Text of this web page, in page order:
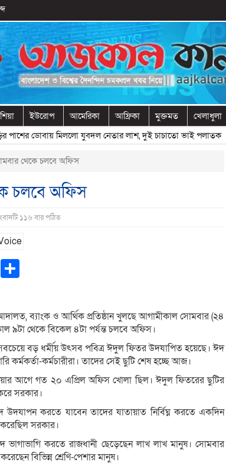
ইউরোপ আমেরিকা আফ্রিকা মুক্তমত খেলাধুলা
ডোবায় মিললো যুবদল নেতার লাশ, দুই চাচাতো ভাই পলাতক»
থেকে চলবে অফিস
চলবে অফিস
১১৬ বার পঠিত
Copy
ব্যাংক ও আর্থিক প্রতিষ্ঠান খুলছে আগামীকাল সোমবার (২৪
৯টা থেকে বিকেল ৪টা পর্যন্ত চলবে অফিস।
বড় ধর্মীয় উৎসব পবিত্র ঈদুল ফিতর উদযাপিত হয়েছে। ঈদ
কর্মকর্তা-কর্মচারীরা। তাদের সেই ছুটি শেষ হচ্ছে আজ।
আগে গত ২০ এপ্রিল অফিস খোলা ছিল। ঈদুল ফিতরের ছুটির
সরকার।
উদযাপন করতে যাবেন তাদের যাতায়াত নির্বিঘ্ন করতে একদিন
করেছিল সরকার।
ভাগাভাগি করতে রাজধানী ছেড়েছেন লাখ লাখ মানুষ। সোমবার
বিভিন্ন শ্রেণি-পেশার মানুষ।